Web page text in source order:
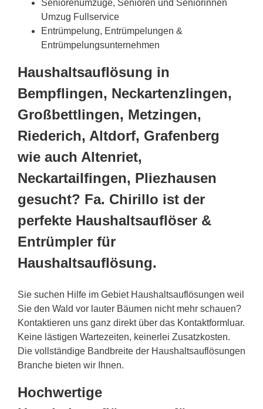
Seniorenumzüge, Senioren und Seniorinnen
Umzug Fullservice
Entrümpelung, Entrümpelungen &
Entrümpelungsunternehmen
Haushaltsauflösung in
Bempflingen, Neckartenzlingen,
Großbettlingen, Metzingen,
Riederich, Altdorf, Grafenberg
wie auch Altenriet,
Neckartailfingen, Pliezhausen
gesucht? Fa. Chirillo ist der
perfekte Haushaltsauflöser &
Entrümpler für
Haushaltsauflösung.
Sie suchen Hilfe im Gebiet Haushaltsauflösungen weil
Sie den Wald vor lauter Bäumen nicht mehr schauen?
Kontaktieren uns ganz direkt über das Kontaktformluar.
Keine lästigen Wartezeiten, keinerlei Zusatzkosten.
Die vollständige Bandbreite der Haushaltsauflösungen
Branche bieten wir Ihnen.
Hochwertige